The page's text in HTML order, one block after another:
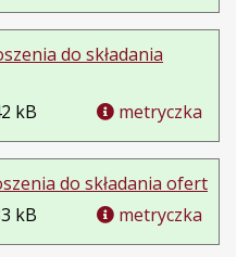
do składania
kB metryczka
do składania ofert
kB metryczka